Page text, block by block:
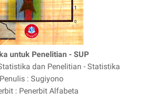
untuk Penelitian - SUP
dan Penelitian - Statistika
Penulis : Sugiyono
: Penerbit Alfabeta